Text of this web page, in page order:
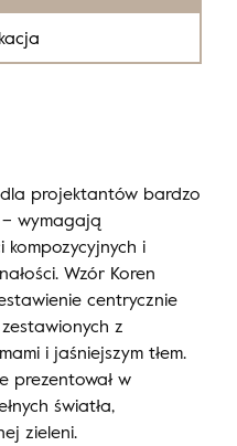
projektantów bardzo
wymagają
i
Wzór Koren
centrycznie
z
i jaśniejszym tłem.
prezentował w
światła,
zieleni.